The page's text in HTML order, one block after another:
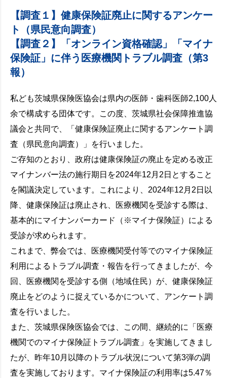
【調査１】健康保険証廃止に関するアンケー
ト（県民意向調査）
【調査２】「オンライン資格確認」「マイナ
保険証」に伴う医療機関トラブル調査（第3
報）
私ども茨城県保険医協会は県内の医師・歯科医師2,100人
余で構成する団体です。この度、茨城県社会保障推進協
議会と共同で、「健康保険証廃止に関するアンケート調
査（県民意向調査）」を行いました。
ご存知のとおり、政府は健康保険証の廃止を定める改正
マイナンバー法の施行期日を2024年12月2日とすること
を閣議決定しています。これにより、2024年12月2日以
降、健康保険証は廃止され、医療機関を受診する際は、
基本的にマイナンバーカード（※マイナ保険証）による
受診が求められます。
これまで、弊会では、医療機関受付等でのマイナ保険証
利用によるトラブル調査・報告を行ってきましたが、今
回、医療機関を受診する側（地域住民）が、健康保険証
廃止をどのように捉えているかについて、アンケート調
査を行いました。
また、茨城県保険医協会では、この間、継続的に「医療
機関でのマイナ保険証トラブル調査」を実施してきまし
たが、昨年10月以降のトラブル状況について第3弾の調
査を実施しております。マイナ保険証の利用率は5.47％